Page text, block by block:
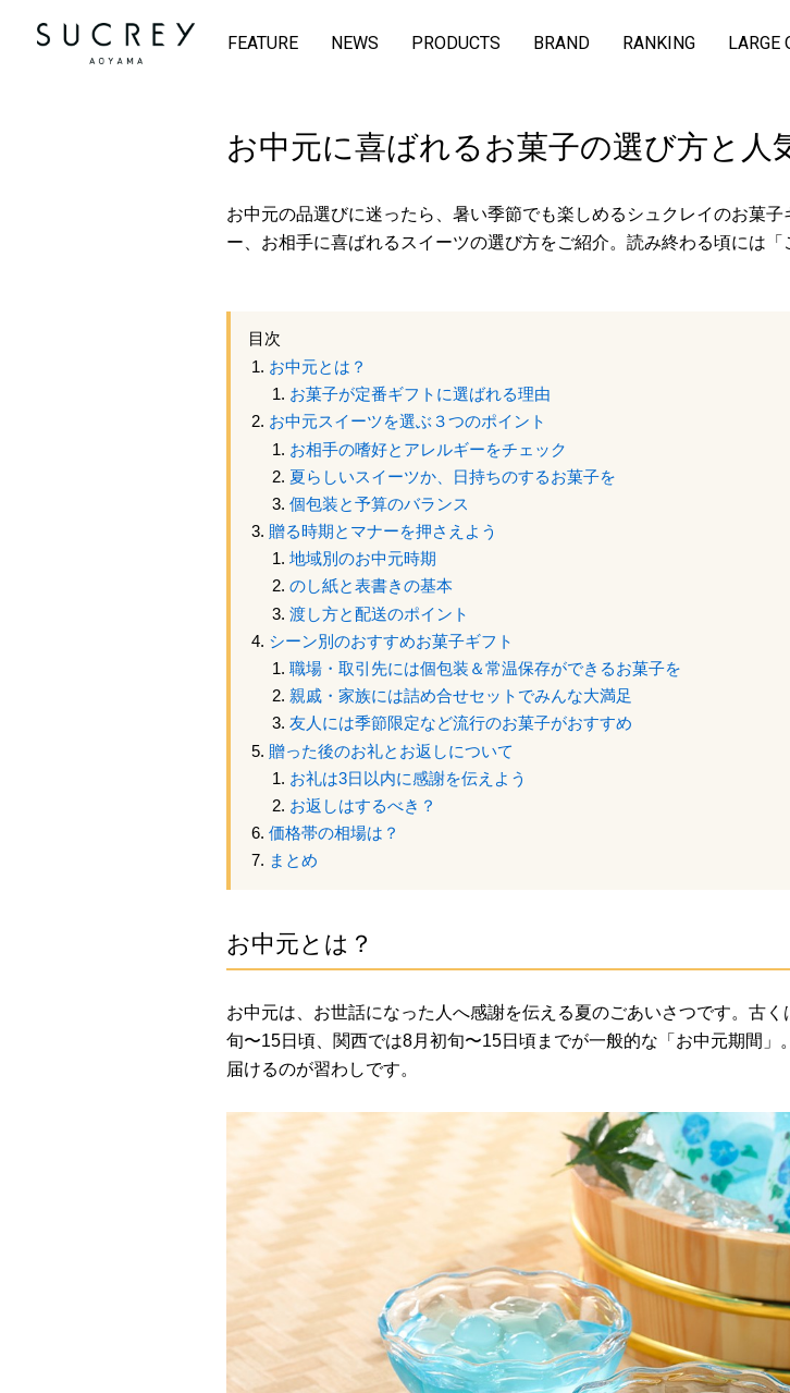
FEATURE NEWS PRODUCTS BRAND RANKING LARGE
お中元に喜ばれるお菓子の選び方と人
お中元の品選びに迷ったら、暑い季節でも楽しめるシュクレイのお菓
ー、お相手に喜ばれるスイーツの選び方をご紹介。読み終わる頃には
目次
お中元とは？
お菓子が定番ギフトに選ばれる理由
お中元スイーツを選ぶ３つのポイント
お相手の嗜好とアレルギーをチェック
夏らしいスイーツか、日持ちのするお菓子を
個包装と予算のバランス
贈る時期とマナーを押さえよう
地域別のお中元時期
のし紙と表書きの基本
渡し方と配送のポイント
シーン別のおすすめお菓子ギフト
職場・取引先には個包装＆常温保存ができるお菓子を
親戚・家族には詰め合せセットでみんな大満足
友人には季節限定など流行のお菓子がおすすめ
贈った後のお礼とお返しについて
お礼は3日以内に感謝を伝えよう
お返しはするべき？
価格帯の相場は？
まとめ
お中元とは？
お中元は、お世話になった人へ感謝を伝える夏のごあいさつです。古
旬〜15日頃、関西では8月初旬〜15日頃までが一般的な「お中元期間」
届けるのが習わしです。